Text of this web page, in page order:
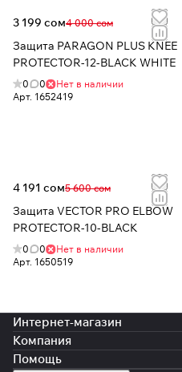
3 199 сом4 000 сом
Защита PARAGON PLUS KNEE
PROTECTOR-12-BLACK WHITE
0 0
Нет в наличии
Арт. 1652419
4 191 сом5 600 сом
Защита VECTOR PRO ELBOW
PROTECTOR-10-BLACK
0 0
Нет в наличии
Арт. 1650519
Интернет-магазин
Компания
Помощь